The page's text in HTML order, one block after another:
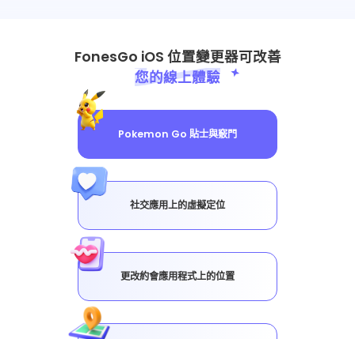
FonesGo iOS 位置變更器可改善
您的線上體驗
Pokemon Go 貼士與竅門
社交應用上的虛擬定位
更改約會應用程式上的位置